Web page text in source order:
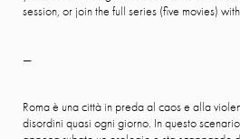
session, or join the full series (five movies)
—
Roma è una città in preda al caos e alla
disordini quasi ogni giorno. In questo